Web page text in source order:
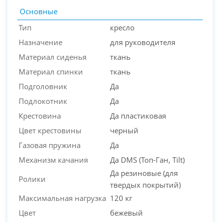
PC-Arena на карте Москвы — Яндекс Карты
Основные
Тип
кресло
Назначение
для руководителя
Материал сиденья
ткань
Материал спинки
ткань
Подголовник
Да
Подлокотник
Да
Крестовина
Да пластиковая
Цвет крестовины
черный
Газовая пружина
Да
Механизм качания
Да DMS (Топ-Ган, Tilt)
Ролики
Да резиновые (для
твердых покрытий)
Максимальная нагрузка 120 кг
Цвет
бежевый